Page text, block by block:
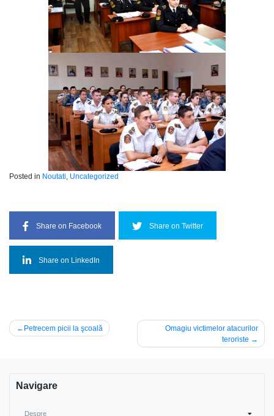
Posted in Noutati, Uncategorized
Share on Facebook Share on Twitter
Share on LinkedIn
Navigare
Petrecem picii la şcoală
Omagiu victimelor atacurilor
teroriste
Navigare
Despre